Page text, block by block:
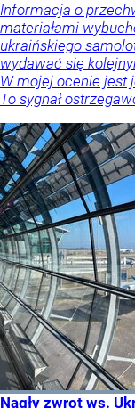
Informacja o
materiałami
ukraińskiego
wydawać się
W mojej ocenie jest
To sygnał
Nagły zwrot ws.